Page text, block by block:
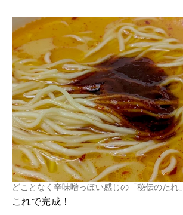
どことなく辛味噌っぽい感じの「秘伝のたれ」
これで完成！